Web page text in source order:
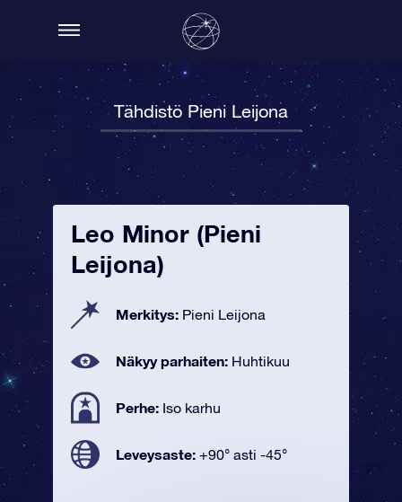
Tähdistö Pieni Leijona
Leo Minor (Pieni
Leijona)
Merkitys: Pieni Leijona
Näkyy parhaiten: Huhtikuu
Perhe: Iso karhu
Leveysaste: +90° asti -45°